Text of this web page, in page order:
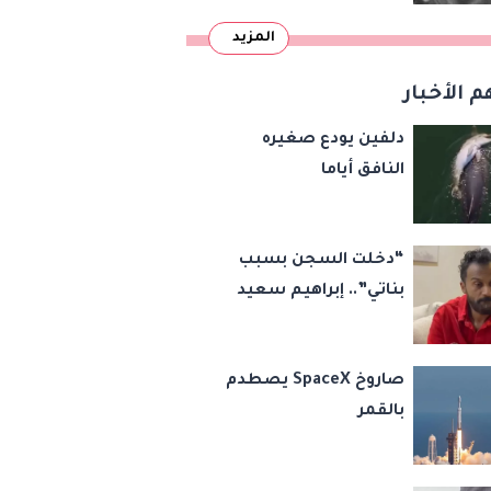
المزيد
الأخبار
دلفين يودع صغيره
النافق أياما
“دخلت السجن بسبب
بناتي”.. إبراهيم سعيد
لابنتيه
صاروخ SpaceX يصطدم
بالقمر